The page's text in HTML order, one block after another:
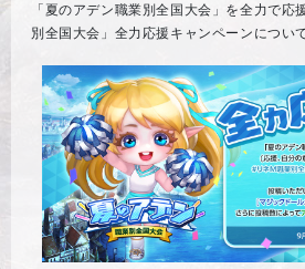
「夏のアデン職業別全国大会」を全力で応
別全国大会」全力応援キャンペーンについ